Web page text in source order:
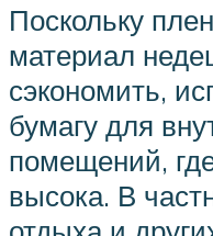
Поскольку
материал
сэкономить,
бумагу для
помещений,
высока. В